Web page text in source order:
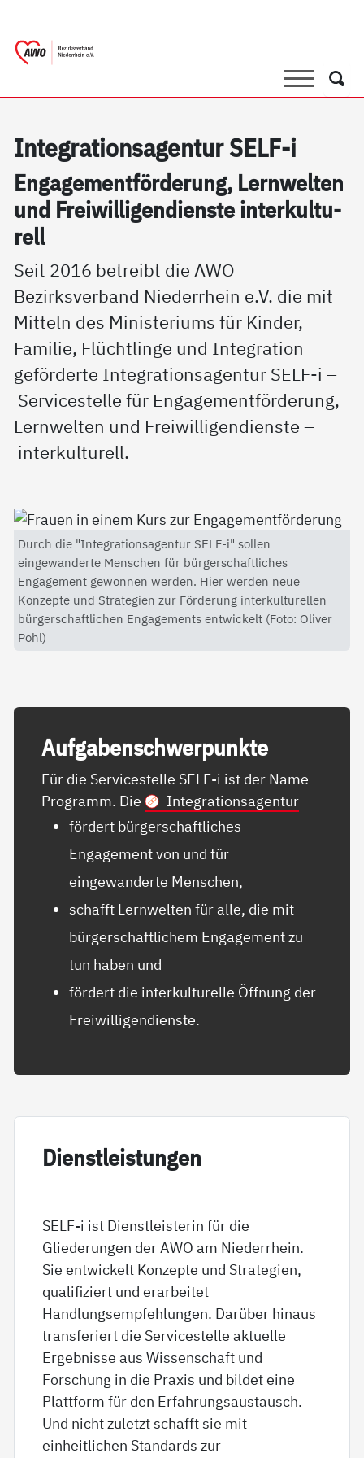
SucheSuche
In­te­g­ra­ti­on­sa­gen­tur SELF-i
En­ga­ge­ment­för­de­rung, Lern­wel­ten
und Frei­wil­li­gen­di­ens­te in­ter­kul­tu­
rell
Seit 2016 betreibt die AWO
Bezirksverband Niederrhein e.V. die mit
Mitteln des Ministeriums für Kinder,
Familie, Flüchtlinge und Integration
geförderte Integrationsagentur SELF-i –
Servicestelle für Engagementförderung,
Lernwelten und Freiwilligendienste –
interkulturell.
Durch die "Integrationsagentur SELF-i" sollen
eingewanderte Menschen für bürgerschaftliches
Engagement gewonnen werden. Hier werden neue
Konzepte und Strategien zur Förderung interkulturellen
bürgerschaftlichen Engagements entwickelt (Foto: Oliver
Pohl)
Auf­ga­ben­schwer­punk­te
Für die Servicestelle SELF-i ist der Name
Programm. Die
Integrationsagentur
fördert bürgerschaftliches
Engagement von und für
eingewanderte Menschen,
schafft Lernwelten für alle, die mit
bürgerschaftlichem Engagement zu
tun haben und
fördert die interkulturelle Öffnung der
Freiwilligendienste.
Di­enst­leis­tun­gen
SELF-i ist Dienstleisterin für die
Gliederungen der AWO am Niederrhein.
Sie entwickelt Konzepte und Strategien,
qualifiziert und erarbeitet
Handlungsempfehlungen. Darüber hinaus
transferiert die Servicestelle aktuelle
Ergebnisse aus Wissenschaft und
Forschung in die Praxis und bildet eine
Plattform für den Erfahrungsaustausch.
Und nicht zuletzt schafft sie mit
einheitlichen Standards zur